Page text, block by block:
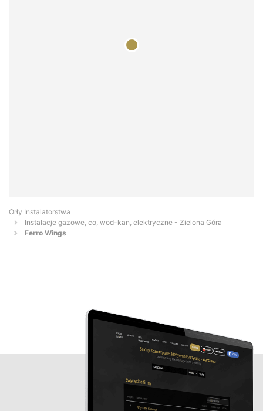
Orły Instalatorstwa
Instalacje gazowe, co, wod-kan, elektryczne - Zielona Góra
Ferro Wings